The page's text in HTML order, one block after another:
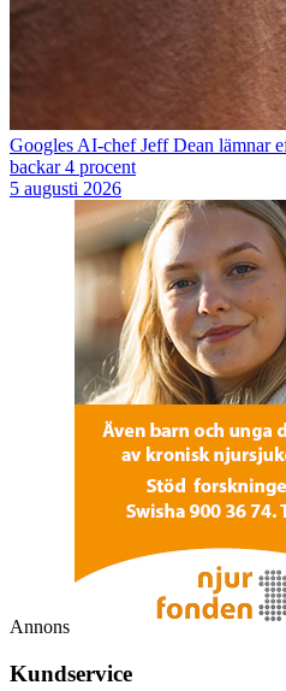
Googles AI-chef Jeff Dean lämnar
backar 4 procent
5 augusti 2026
Annons
Kundservice